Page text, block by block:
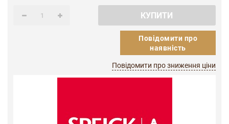
КУПИТИ
Повідомити про
наявність
Повідомити про зниження ціни